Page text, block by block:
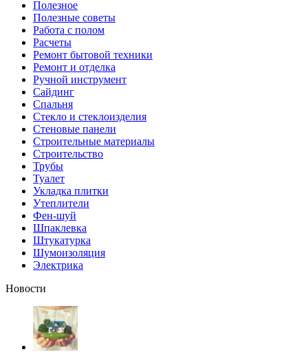
Полезное
Полезные советы
Работа с полом
Расчеты
Ремонт бытовой техники
Ремонт и отделка
Ручной инструмент
Сайдинг
Спальня
Стекло и стеклоизделия
Стеновые панели
Строительные материалы
Строительство
Трубы
Туалет
Укладка плитки
Утеплители
Фен-шуй
Шпаклевка
Штукатурка
Шумоизоляция
Электрика
Новости